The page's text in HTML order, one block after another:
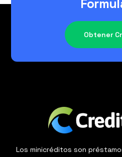
Obtener
Los minicréditos son